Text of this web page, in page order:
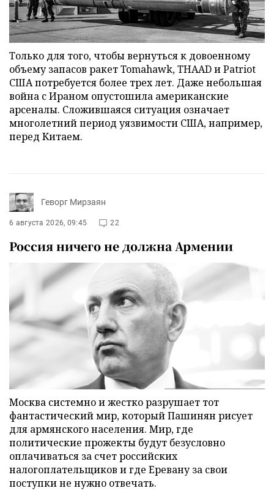
Только для того, чтобы вернуться к довоенному
объему запасов ракет Tomahawk, THAAD и Patriot
США потребуется более трех лет. Даже небольшая
война с Ираном опустошила американские
арсеналы. Сложившаяся ситуация означает
многолетний период уязвимости США, например,
перед Китаем.
Геворг Мирзаян
6 августа 2026, 09:45 22
Россия ничего не должна Армении
Москва системно и жестко разрушает тот
фантастический мир, который Пашинян рисует
для армянского населения. Мир, где
политические прожекты будут безусловно
оплачиваться за счет российских
налогоплательщиков и где Еревану за свои
поступки не нужно отвечать.